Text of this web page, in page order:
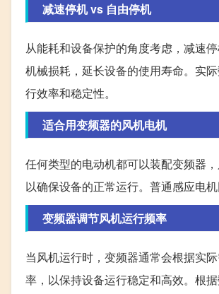
减速停机 vs 自由停机
从能耗和设备保护的角度考虑，减速
机械损耗，延长设备的使用寿命。实
行效率和稳定性。
适合用变频器的风机电机
任何类型的电动机都可以装配变频器
以确保设备的正常运行。普通感应电
变频器调节风机运行频率
当风机运行时，变频器通常会根据实
率，以保持设备运行稳定和高效。根